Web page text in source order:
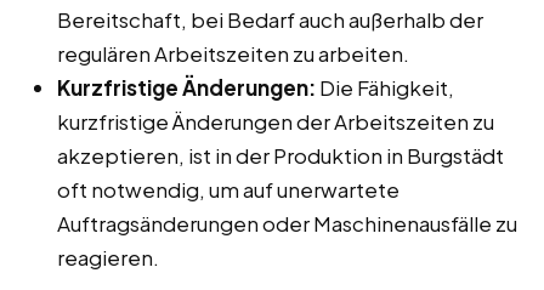
Bereitschaft, bei Bedarf auch außerhalb der
regulären Arbeitszeiten zu arbeiten.
Kurzfristige Änderungen: Die Fähigkeit,
kurzfristige Änderungen der Arbeitszeiten zu
akzeptieren, ist in der Produktion in Burgstädt
oft notwendig, um auf unerwartete
Auftragsänderungen oder Maschinenausfälle zu
reagieren.